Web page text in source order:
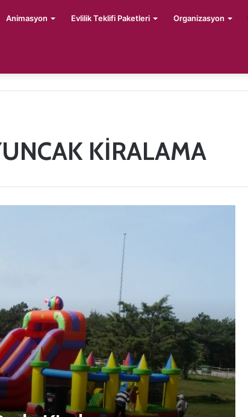
Animasyon Evlilik Teklifi Paketleri Organizasyon
KİRALAMA